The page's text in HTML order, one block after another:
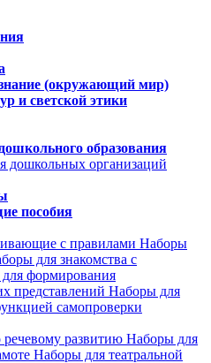
(окружающий мир)
и светской этики
образования
дошкольных организаций
пособия
с правилами Наборы
для знакомства с
формирования
представлений Наборы для
самопроверки
развитию Наборы для
Наборы для театральной